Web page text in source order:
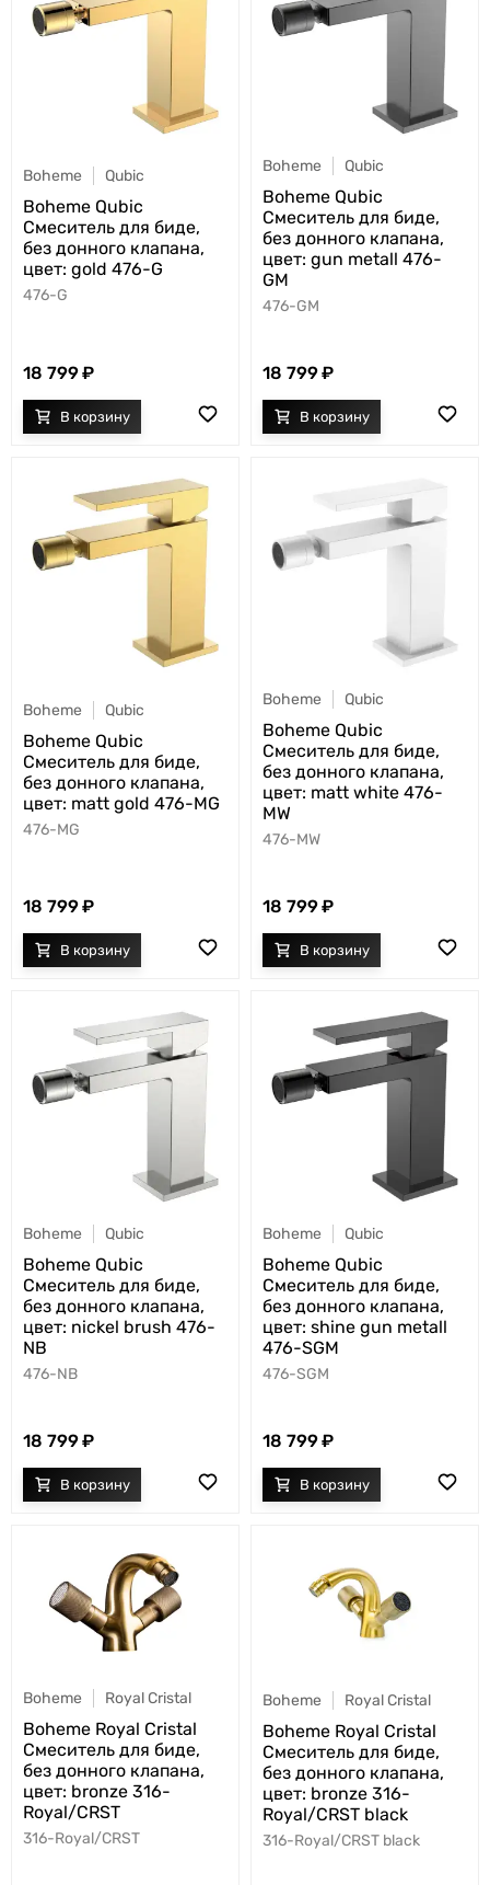
Boheme Qubic
Boheme Qubic
Смеситель для биде,
без донного клапана,
цвет: gold 476-G
476-G
18 799
Boheme Qubic
Boheme Qubic
Смеситель для биде,
без донного клапана,
цвет: gun metall 476-
GM
476-GM
18 799
Boheme Qubic
Boheme Qubic
Смеситель для биде,
без донного клапана,
цвет: matt gold 476-MG
476-MG
18 799
Boheme Qubic
Boheme Qubic
Смеситель для биде,
без донного клапана,
цвет: matt white 476-
MW
476-MW
18 799
Boheme Qubic
Boheme Qubic
Смеситель для биде,
без донного клапана,
цвет: nickel brush 476-
NB
476-NB
18 799
Boheme Qubic
Boheme Qubic
Смеситель для биде,
без донного клапана,
цвет: shine gun metall
476-SGM
476-SGM
18 799
Boheme Royal Cristal
Boheme Royal Cristal
Смеситель для биде,
без донного клапана,
цвет: bronze 316-
Royal/CRST
316-Royal/CRST
Boheme Royal Cristal
Boheme Royal Cristal
Смеситель для биде,
без донного клапана,
цвет: bronze 316-
Royal/CRST black
316-Royal/CRST black